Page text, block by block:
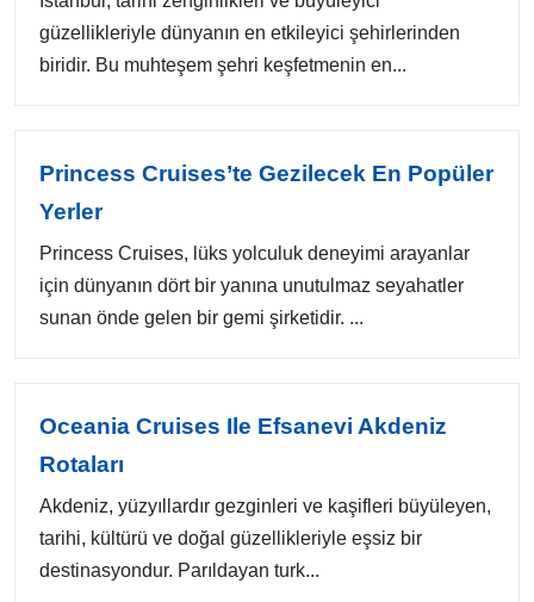
güzellikleriyle dünyanın en etkileyici şehirlerinden
biridir. Bu muhteşem şehri keşfetmenin en...
Princess Cruises’te Gezilecek En Popüler
Yerler
Princess Cruises, lüks yolculuk deneyimi arayanlar
için dünyanın dört bir yanına unutulmaz seyahatler
sunan önde gelen bir gemi şirketidir. ...
Oceania Cruises Ile Efsanevi Akdeniz
Rotaları
Akdeniz, yüzyıllardır gezginleri ve kaşifleri büyüleyen,
tarihi, kültürü ve doğal güzellikleriyle eşsiz bir
destinasyondur. Parıldayan turk...